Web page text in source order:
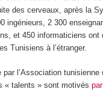
des cerveaux, après la
ingénieurs, 2 300
et 450 informaticiens ont
Tunisiens à l’étranger.
l’Association tunisienne
« talents » sont motivés